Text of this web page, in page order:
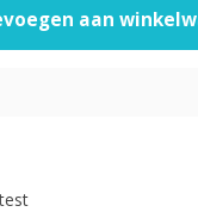
aan